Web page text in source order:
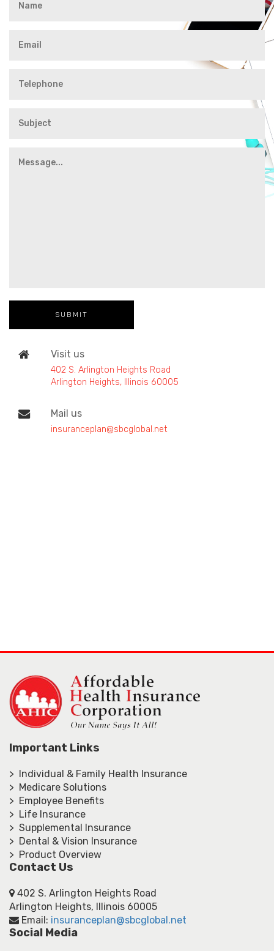
Visit us
402 S. Arlington Heights Road
Arlington Heights, Illinois 60005
Mail us
insuranceplan@sbcglobal.net
Important Links
> Individual & Family Health Insurance
> Medicare Solutions
> Employee Benefits
> Life Insurance
> Supplemental Insurance
> Dental & Vision Insurance
> Product Overview
Contact Us
402 S. Arlington Heights Road
Arlington Heights, Illinois 60005
Email: insuranceplan@sbcglobal.net
Social Media